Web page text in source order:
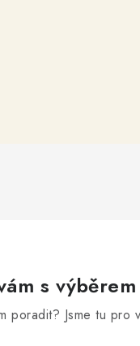
s výběrem
poradit? Jsme tu pro